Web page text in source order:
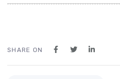
SHARE ON